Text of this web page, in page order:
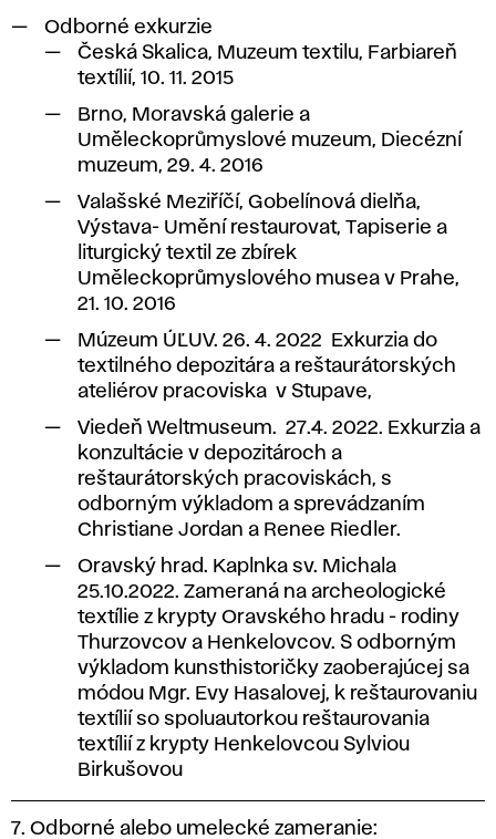
Odborné exkurzie
Česká Skalica, Muzeum textilu, Farbiareň
textílií, 10. 11. 2015
Brno, Moravská galerie a
Uměleckoprůmyslové muzeum, Diecézní
muzeum, 29. 4. 2016
Valašské Meziříčí, Gobelínová dielňa,
Výstava- Umění restaurovat, Tapiserie a
liturgický textil ze zbírek
Uměleckoprůmyslového musea v Prahe,
21. 10. 2016
Múzeum ÚĽUV. 26. 4. 2022 Exkurzia do
textilného depozitára a reštaurátorských
ateliérov pracoviska v Stupave,
Viedeň Weltmuseum. 27.4. 2022. Exkurzia a
konzultácie v depozitároch a
reštaurátorských pracoviskách, s
odborným výkladom a sprevádzaním
Christiane Jordan a Renee Riedler.
Oravský hrad. Kaplnka sv. Michala
25.10.2022. Zameraná na archeologické
textílie z krypty Oravského hradu - rodiny
Thurzovcov a Henkelovcov. S odborným
výkladom kunsthistoričky zaoberajúcej sa
módou Mgr. Evy Hasalovej, k reštaurovaniu
textílií so spoluautorkou reštaurovania
textílií z krypty Henkelovcou Sylviou
Birkušovou
7. Odborné alebo umelecké zameranie: